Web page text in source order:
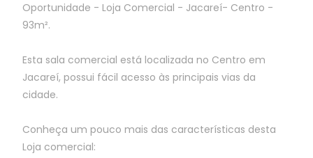
Oportunidade - Loja Comercial - Jacareí- Centro -
93m².
Esta sala comercial está localizada no Centro em
Jacareí, possui fácil acesso às principais vias da
cidade.
Conheça um pouco mais das características desta
Loja comercial: